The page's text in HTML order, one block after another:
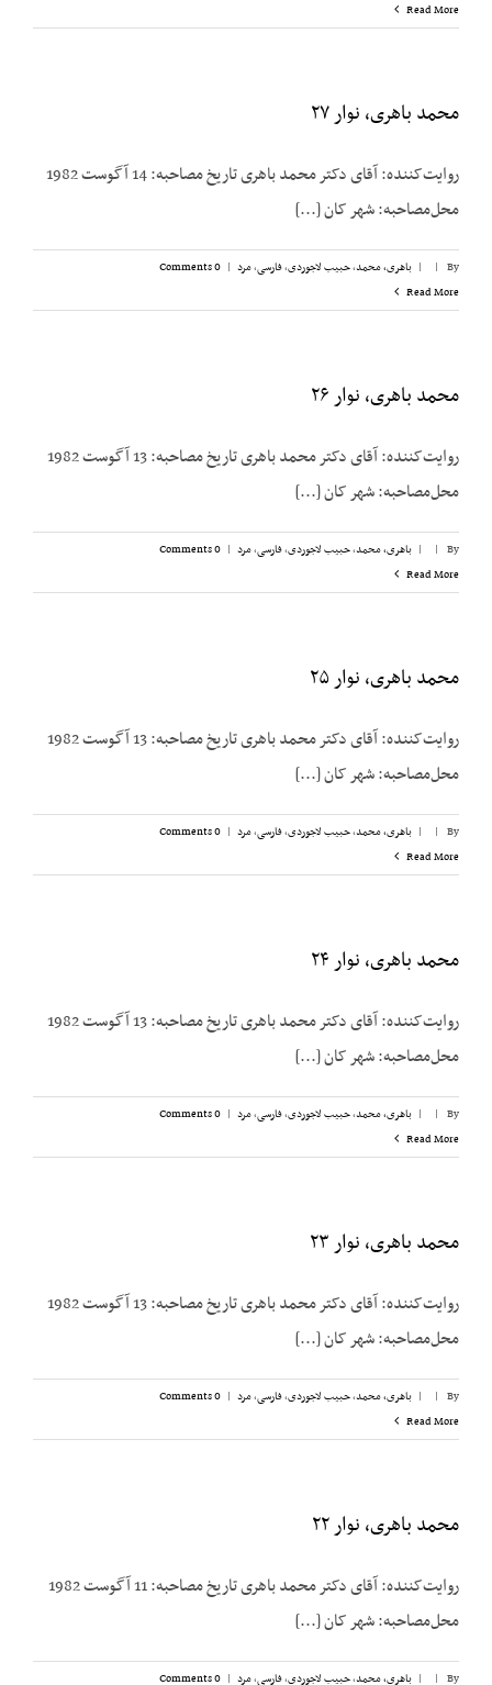
Read More
محمد باهری، نوار ۲۷
روایت‌کننده: آقای دکتر محمد باهری تاریخ مصاحبه: 14 آگوست 1982
محل‌مصاحبه: شهر کان [...]
By
|
| باهری، محمد,حبیب لاجوردی,فارسی,مرد |
0 Comments
Read More
محمد باهری،‌ نوار ۲۶
روایت‌کننده: آقای دکتر محمد باهری تاریخ مصاحبه: 13 آگوست 1982
محل‌مصاحبه: شهر کان [...]
By
|
| باهری، محمد,حبیب لاجوردی,فارسی,مرد |
0 Comments
Read More
محمد باهری، نوار ۲۵
روایت‌کننده: آقای دکتر محمد باهری تاریخ مصاحبه: 13 آگوست 1982
محل‌مصاحبه: شهر کان [...]
By
|
| باهری، محمد,حبیب لاجوردی,فارسی,مرد |
0 Comments
Read More
محمد باهری، نوار ۲۴
روایت‌کننده: آقای دکتر محمد باهری تاریخ مصاحبه: 13 آگوست 1982
محل‌مصاحبه: شهر کان [...]
By
|
| باهری، محمد,حبیب لاجوردی,فارسی,مرد |
0 Comments
Read More
محمد باهری،‌ نوار ۲۳
روایت‌کننده: آقای دکتر محمد باهری تاریخ مصاحبه: 13 آگوست 1982
محل‌مصاحبه: شهر کان [...]
By
|
| باهری، محمد,حبیب لاجوردی,فارسی,مرد |
0 Comments
Read More
محمد باهری، نوار ۲۲
روایت‌کننده: آقای دکتر محمد باهری تاریخ مصاحبه: 11 آگوست 1982
محل‌مصاحبه: شهر کان [...]
By
|
| باهری، محمد,حبیب لاجوردی,فارسی,مرد |
0 Comments